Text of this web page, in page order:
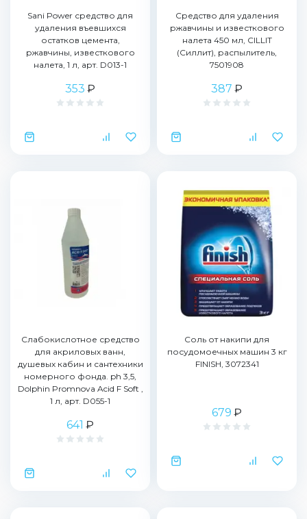
Sani Power средство для
удаления въевшихся
остатков цемента,
ржавчины, известкового
налета, 1 л, арт. D013-1
353 ₽
Средство для удаления
ржавчины и известкового
налета 450 мл, CILLIT
(Силлит), распылитель,
7501908
387 ₽
Слабокислотное средство
для акриловых ванн,
душевых кабин и сантехники
номерного фонда. ph 3,5,
Dolphin Promnova Acid F Soft ,
1 л, арт. D055-1
641 ₽
Соль от накипи для
посудомоечных машин 3 кг
FINISH, 3072341
679 ₽